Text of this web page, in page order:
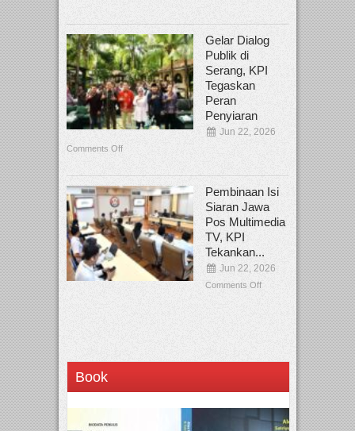
Gelar Dialog
Publik di
Serang, KPI
Tegaskan
Peran
Penyiaran
Jun 22, 2026
Comments Off
Pembinaan Isi
Siaran Jawa
Pos Multimedia
TV, KPI
Tekankan...
Jun 22, 2026
Comments Off
Book